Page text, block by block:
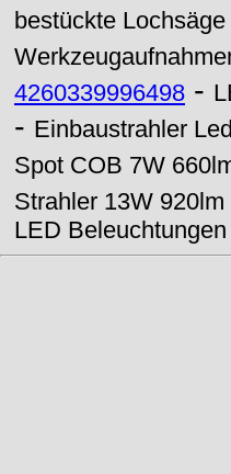
bestückte
4260339996498 -
- Einbaustrahler
Spot COB 7W
Strahler 13W
LED